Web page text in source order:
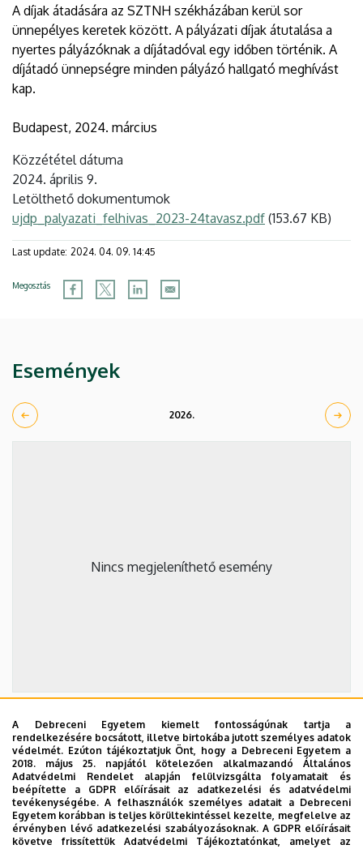
A díjak átadására az SZTNH székházában kerül sor
ünnepélyes keretek között. A pályázati díjak átutalása a
nyertes pályázóknak a díjátadóval egy időben történik. A
díjátadó ünnepségre minden pályázó hallgató meghívást
kap.
Budapest, 2024. március
Közzététel dátuma
2024. április 9.
Letölthető dokumentumok
Dokumentum
ujdp_palyazati_felhivas_2023-24tavasz.pdf (153.67 KB)
Last update: 2024. 04. 09. 14:45
Megosztás
Események
2026.
Nincs megjeleníthető esemény
2026. szeptember 19.
ÁOK-diplomaosztó ünnepség
Az Általános Orvostudományi Kar szeptember 19-
én, szombaton 11 órától tartja nyári diplomaosztó
ünnepségét a Főépület Díszudvarán. A Multimédia
ÜNNEPSÉG, DIPLOMAOSZTÓ
A Debreceni Egyetem kiemelt fontosságúnak tartja a
rendelkezésére bocsátott, illetve birtokába jutott személyes adatok
védelmét. Ezúton tájékoztatjuk Önt, hogy a Debreceni Egyetem a
2018. május 25. napjától kötelezően alkalmazandó Általános
Adatvédelmi Rendelet alapján felülvizsgálta folyamatait és
beépítette a GDPR előírásait az adatkezelési és adatvédelmi
tevékenységébe. A felhasználók személyes adatait a Debreceni
Egyetem korábban is teljes körültekintéssel kezelte, megfelelve az
érvényben lévő adatkezelési szabályozásoknak. A GDPR előírásait
követve frissítettük Adatvédelmi Tájékoztatónkat, amelyet az